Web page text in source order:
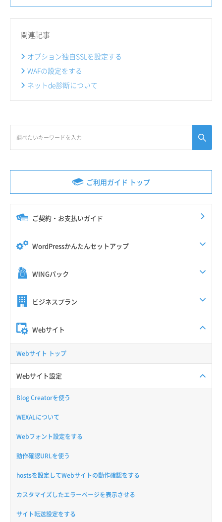
ご利用ガイド トップ
ご契約・お支払いガイド
WordPressかんたんセットアップ
WINGパック
ビジネスプラン
Webサイト
Webサイト トップ
Webサイト設定
Blog Creatorを使う
WEXALについて
Webフォント設定をする
動作確認URLを使う
hostsを設定してWebサイトの動作確認をする
カスタマイズしたエラーページを表示させる
サイト転送設定をする
関連記事
オプション独自SSLを設定する
WAFの設定をする
ネットde診断について